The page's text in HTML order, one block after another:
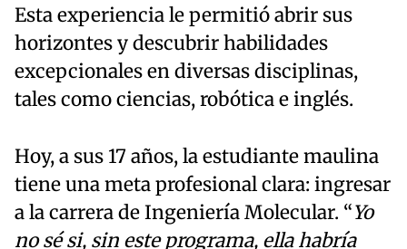
Esta experiencia le permitió abrir sus
horizontes y descubrir habilidades
excepcionales en diversas disciplinas,
tales como ciencias, robótica e inglés.
Hoy, a sus 17 años, la estudiante maulina
tiene una meta profesional clara: ingresar
a la carrera de Ingeniería Molecular. “Yo
no sé si, sin este programa, ella habría